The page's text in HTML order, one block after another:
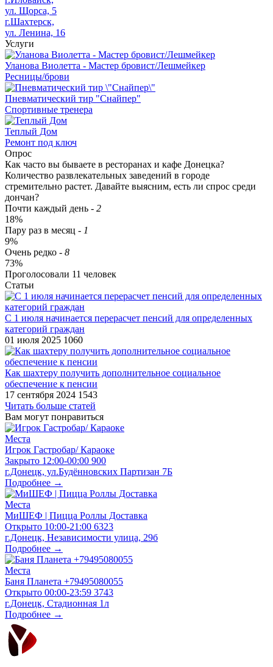
ул. Щорса, 5
г.Шахтерск,
ул. Ленина, 16
Услуги
Уланова Виолетта - Мастер бровист/Лешмейкер
Ресницы/брови
Пневматический тир "Снайпер"
Спортивные тренера
Теплый Дом
Ремонт под ключ
Опрос
Как часто вы бываете в ресторанах и кафе Донецка?
Количество развлекательных заведений в городе
стремительно растет. Давайте выясним, есть ли спрос среди
дончан?
Почти каждый день - 2
18%
Пару раз в месяц - 1
9%
Очень редко - 8
73%
Проголосовали 11 человек
Статьи
​С 1 июля начинается перерасчет пенсий для определенных
категорий граждан
01 июля 2025 1060
​Как шахтеру получить дополнительное социальное
обеспечение к пенсии
17 сентября 2024 1543
Читать больше статей
Вам могут понравиться
Места
Игрок Гастробар/ Караоке
Закрыто 12:00-00:00 900
г.Донецк, ул.Будённовских Партизан 7Б
Подробнее →
Места
МиШЕФ | Пицца Роллы Доставка
Открыто 10:00-21:00 6323
г.Донецк, Независимости улица, 29б
Подробнее →
Места
Баня Планета +79495080055
Открыто 00:00-23:59 3743
г.Донецк, Стадионная 1л
Подробнее →